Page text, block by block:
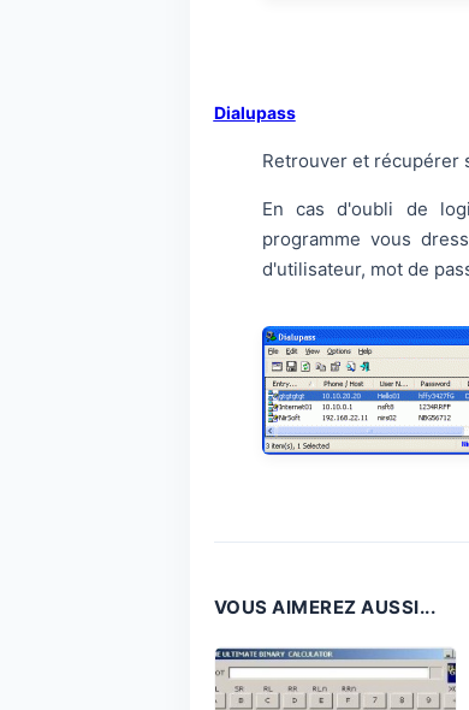
Dialupass
Retrouver et récupérer
En cas d'oubli de
programme vous
d'utilisateur, mot de
VOUS AIMEREZ AUSSI...